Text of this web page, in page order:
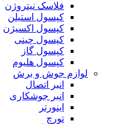
فلاسک نیتروژن
کپسول استیلن
کپسول اکسیژن
کپسول چینی
کپسول گاز
کپسول هلیوم
لوازم جوش و برش
انبر اتصال
انبر جوشکاری
اینورتر
تورچ